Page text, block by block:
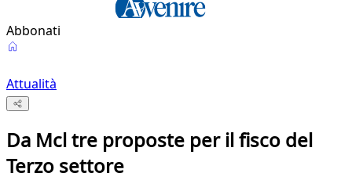
Abbonati
Attualità
Da Mcl tre proposte per il fisco del
Terzo settore